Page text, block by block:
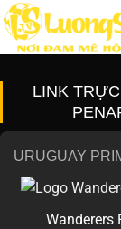
LINK
URUGUAY
Wanderers